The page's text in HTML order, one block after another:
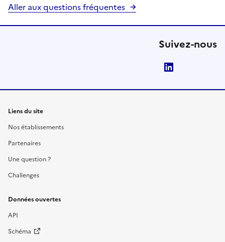
Aller aux questions fréquentes
Suivez-nous
Liens du site
Nos établissements
Partenaires
Une question ?
Challenges
Données ouvertes
API
Schéma